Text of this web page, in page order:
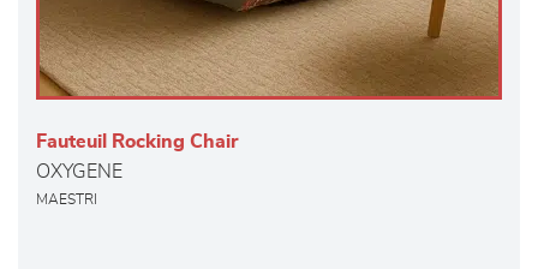
Fauteuil Rocking Chair
OXYGENE
MAESTRI